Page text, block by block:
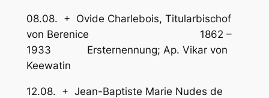
08.08. + Ovide Charlebois, Titularbischof
von Berenice 1862 –
1933 Ersternennung; Ap. Vikar von
Keewatin
12.08. + Jean-Baptiste Marie Nudes de